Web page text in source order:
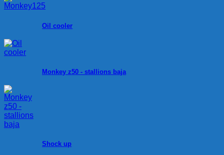
Oil cooler
Monkey z50 - stallions baja
Shock up